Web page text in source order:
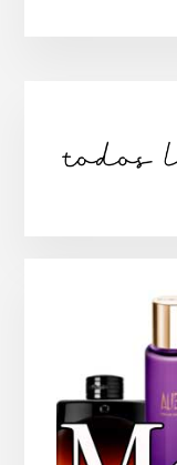
lateral